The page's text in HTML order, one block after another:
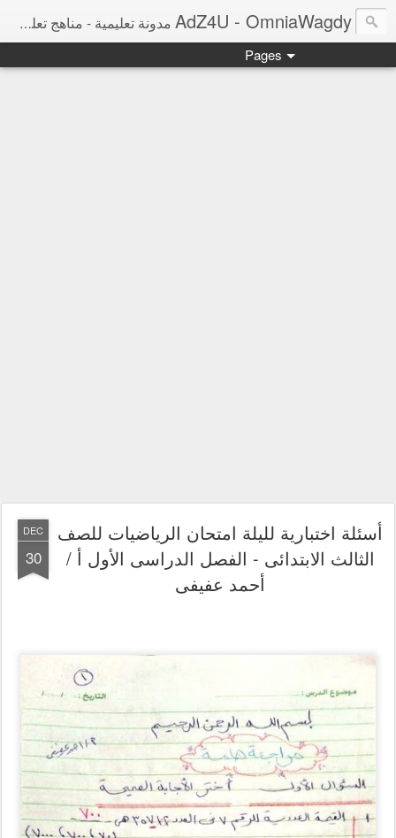
AdZ4U - OmniaWagdy مدونة تعليمية - مناهج تعليمية ومراجعات نهائية ونتائج امتحانات وأخبار التعليم
Pages
DEC
30
أسئلة اختبارية لليلة امتحان الرياضيات للصف
الثالث الابتدائى - الفصل الدراسى الأول أ /
أحمد عفيفى